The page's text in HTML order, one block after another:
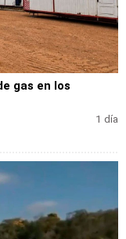
gas en los
1 día